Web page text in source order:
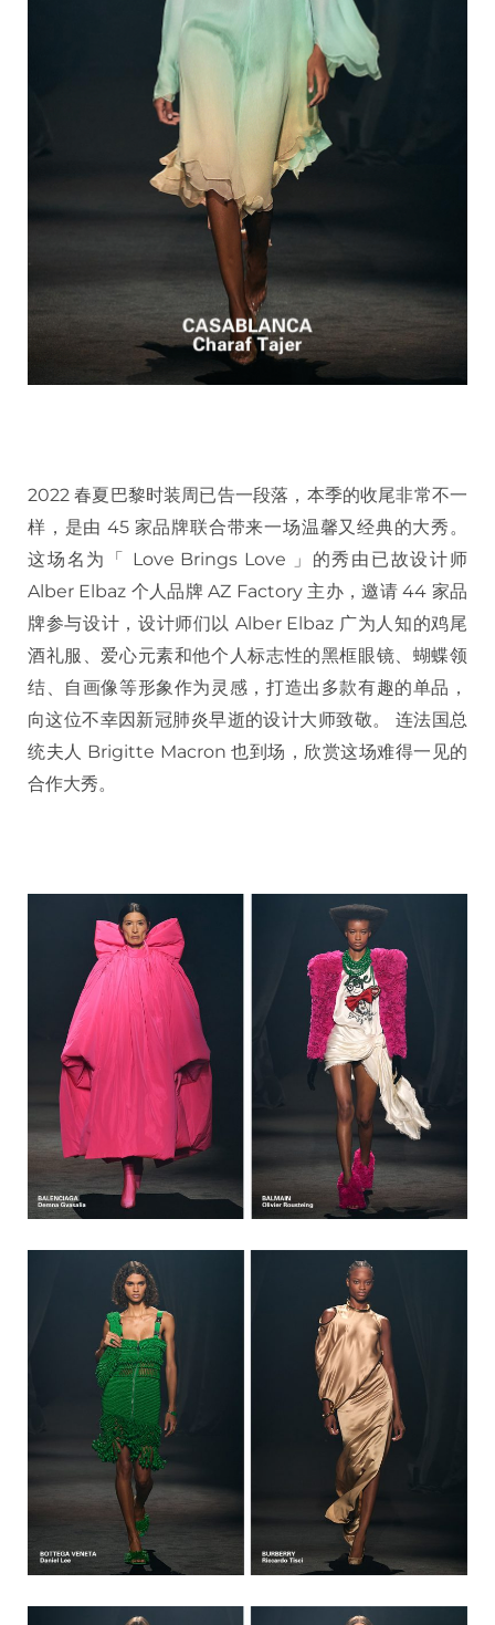
2022 春夏巴黎时装周已告一段落，本季的收尾非常不一
样，是由 45 家品牌联合带来一场温馨又经典的大秀。
这场名为「 Love Brings Love 」的秀由已故设计师
Alber Elbaz 个人品牌 AZ Factory 主办，邀请 44 家品
牌参与设计，设计师们以 Alber Elbaz 广为人知的鸡尾
酒礼服、爱心元素和他个人标志性的黑框眼镜、蝴蝶领
结、自画像等形象作为灵感，打造出多款有趣的单品，
向这位不幸因新冠肺炎早逝的设计大师致敬。 连法国总
统夫人 Brigitte Macron 也到场，欣赏这场难得一见的
合作大秀。